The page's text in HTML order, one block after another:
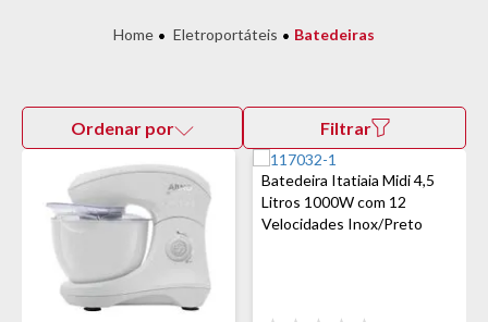
Eletroportáteis Batedeiras
Ordenar por Filtrar
Batedeira Itatiaia Midi 4,5
Litros 1000W com 12
Velocidades Inox/Preto